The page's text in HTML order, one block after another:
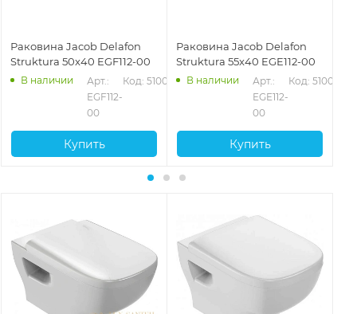
Раковина Jacob Delafon
Struktura 50x40 EGF112-00
В наличии
Арт.:
EGF112-
00
Код: 51007
Купить
Раковина Jacob Delafon
Struktura 55x40 EGE112-00
В наличии
Арт.:
EGE112-
00
Код: 51008
Купить